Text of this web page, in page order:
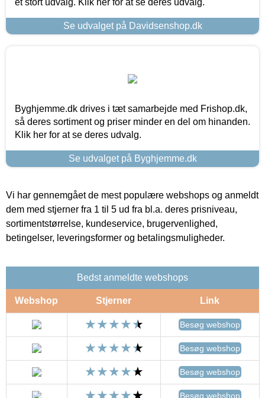
Se udvalget på Davidsenshop.dk
Byghjemme.dk drives i tæt samarbejde med Frishop.dk,
så deres sortiment og priser minder en del om hinanden.
Klik her for at se deres udvalg.
Se udvalget på Byghjemme.dk
Vi har gennemgået de mest populære webshops og anmeldt
dem med stjerner fra 1 til 5 ud fra bl.a. deres prisniveau,
sortimentstørrelse, kundeservice, brugervenlighed,
betingelser, leveringsformer og betalingsmuligheder.
Bedst anmeldte webshops
Webshop Stjerner Link
Besøg webshop
Besøg webshop
Besøg webshop
Besøg webshop